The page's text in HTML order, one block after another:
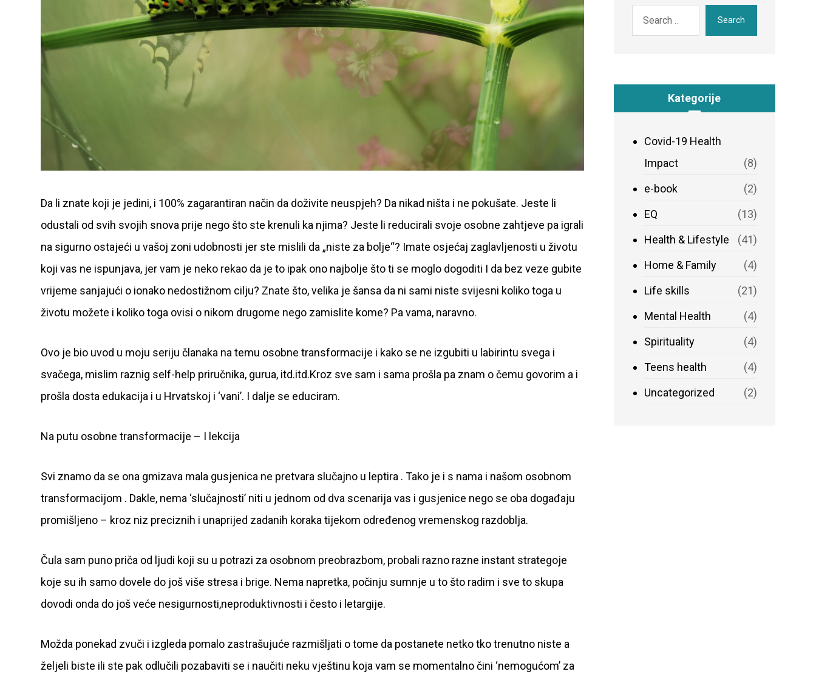
Da li znate koji je jedini, i 100% zagarantiran način da doživite neuspjeh? Da nikad ništa i ne pokušate. Jeste li
odustali od svih svojih snova prije nego što ste krenuli ka njima? Jeste li reducirali svoje osobne zahtjeve pa igrali
na sigurno ostajeći u vašoj zoni udobnosti jer ste mislili da „niste za bolje“? Imate osjećaj zaglavljenosti u životu
koji vas ne ispunjava, jer vam je neko rekao da je to ipak ono najbolje što ti se moglo dogoditi I da bez veze gubite
vrijeme sanjajući o ionako nedostižnom cilju? Znate što, velika je šansa da ni sami niste svijesni koliko toga u
životu možete i koliko toga ovisi o nikom drugome nego zamislite kome? Pa vama, naravno.
Ovo je bio uvod u moju seriju članaka na temu osobne transformacije i kako se ne izgubiti u labirintu svega i
svačega, mislim raznig self-help priručnika, gurua, itd.itd.Kroz sve sam i sama prošla pa znam o čemu govorim a i
prošla dosta edukacija i u Hrvatskoj i ‘vani’. I dalje se educiram.
Na putu osobne transformacije – I lekcija
Svi znamo da se ona gmizava mala gusjenica ne pretvara slučajno u leptira . Tako je i s nama i našom osobnom
transformacijom . Dakle, nema ‘slučajnosti’ niti u jednom od dva scenarija vas i gusjenice nego se oba događaju
promišljeno – kroz niz preciznih i unaprijed zadanih koraka tijekom određenog vremenskog razdoblja.
Čula sam puno priča od ljudi koji su u potrazi za osobnom preobrazbom, probali razno razne instant strategoje
koje su ih samo dovele do još više stresa i brige. Nema napretka, počinju sumnje u to što radim i sve to skupa
dovodi onda do još veće nesigurnosti,neproduktivnosti i često i letargije.
Možda ponekad zvuči i izgleda pomalo zastrašujuće razmišljati o tome da postanete netko tko trenutno niste a
željeli biste ili ste pak odlučili pozabaviti se i naučiti neku vještinu koja vam se momentalno čini ‘nemogućom’ za
Search
Kategorije
Covid-19 Health
Impact
(8)
e-book
(2)
EQ
(13)
Health & Lifestyle
(41)
Home & Family
(4)
Life skills
(21)
Mental Health
(4)
Spirituality
(4)
Teens health
(4)
Uncategorized
(2)